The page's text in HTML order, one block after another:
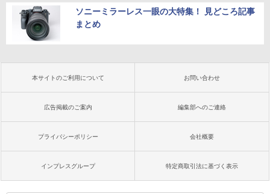
ソニーミラーレス一眼の大特集！ 見どころ記事
まとめ
本サイトのご利用について お問い合わせ
広告掲載のご案内 編集部へのご連絡
プライバシーポリシー 会社概要
インプレスグループ 特定商取引法に基づく表示